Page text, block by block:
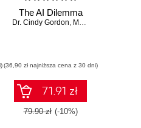
Chitnis
The AI Dilemma
Dr. Cindy Gordon, Malay A. Upadhyay
(36,90 zł najniższa cena z 30 dni)
71.91 zł
79.90 zł (-10%)